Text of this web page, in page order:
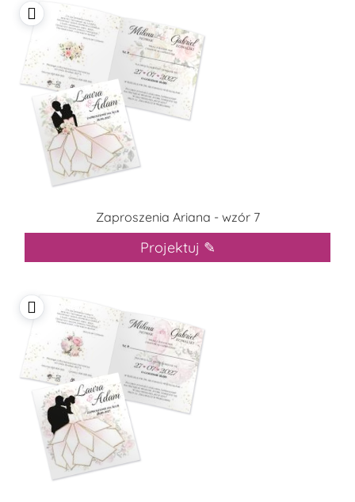
Zaproszenia Ariana - wzór 7
Projektuj ✎